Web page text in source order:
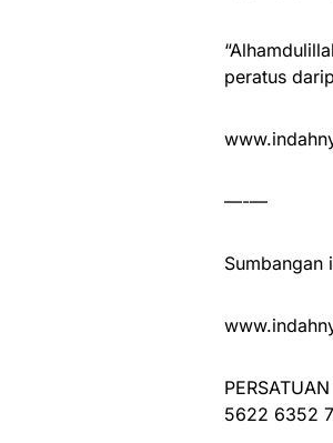
peratus
—-—
Sumbangan
5622 6352